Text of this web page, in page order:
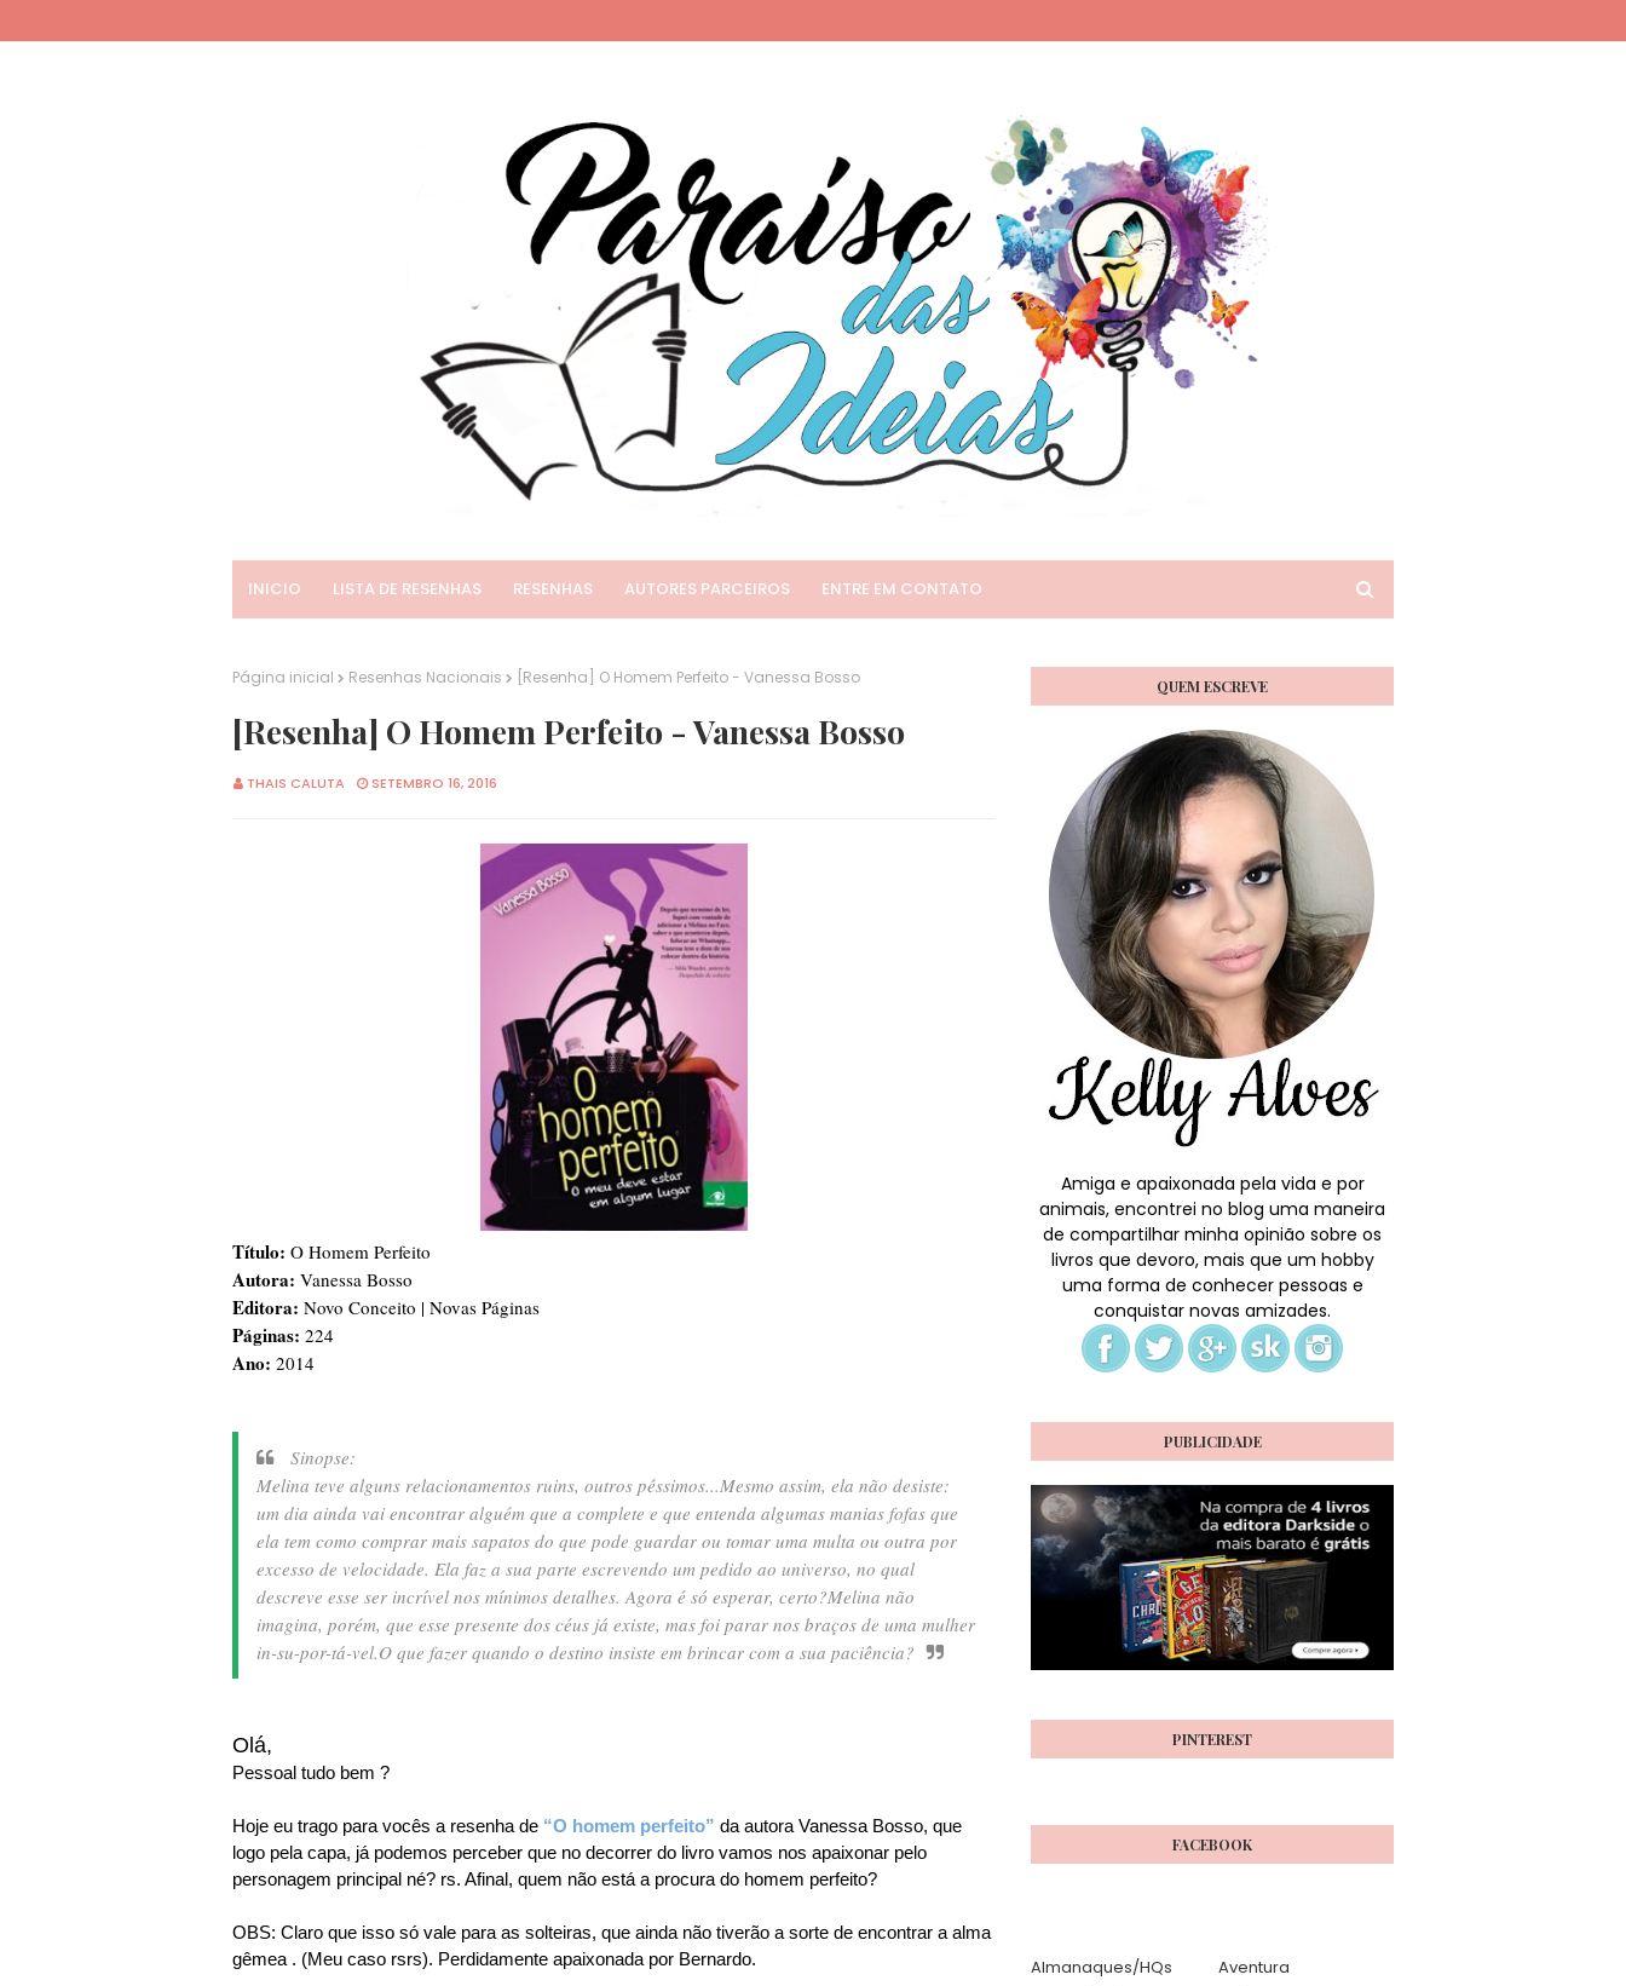
INICIO LISTA DE RESENHAS RESENHAS AUTORES PARCEIROS ENTRE EM CONTATO
Página inicial Resenhas Nacionais [Resenha] O Homem Perfeito - Vanessa Bosso
[Resenha] O Homem Perfeito - Vanessa Bosso
THAIS CALUTA SETEMBRO 16, 2016
Título: O Homem Perfeito
Autora: Vanessa Bosso
Editora: Novo Conceito | Novas Páginas
Páginas: 224
Ano: 2014
Sinopse:
Melina teve alguns relacionamentos ruins, outros péssimos...Mesmo assim, ela não desiste:
um dia ainda vai encontrar alguém que a complete e que entenda algumas manias fofas que
ela tem como comprar mais sapatos do que pode guardar ou tomar uma multa ou outra por
excesso de velocidade. Ela faz a sua parte escrevendo um pedido ao universo, no qual
descreve esse ser incrível nos mínimos detalhes. Agora é só esperar, certo?Melina não
imagina, porém, que esse presente dos céus já existe, mas foi parar nos braços de uma mulher
in-su-por-tá-vel.O que fazer quando o destino insiste em brincar com a sua paciência?
Olá,
Pessoal tudo bem ?
Hoje eu trago para vocês a resenha de “O homem perfeito” da autora Vanessa Bosso, que
logo pela capa, já podemos perceber que no decorrer do livro vamos nos apaixonar pelo
personagem principal né? rs. Afinal, quem não está a procura do homem perfeito?
OBS: Claro que isso só vale para as solteiras, que ainda não tiverão a sorte de encontrar a alma
gêmea . (Meu caso rsrs). Perdidamente apaixonada por Bernardo.
QUEM ESCREVE
Amiga e apaixonada pela vida e por
animais, encontrei no blog uma maneira
de compartilhar minha opinião sobre os
livros que devoro, mais que um hobby
uma forma de conhecer pessoas e
conquistar novas amizades.
PUBLICIDADE
PINTEREST
FACEBOOK
Almanaques/HQs
Aventura